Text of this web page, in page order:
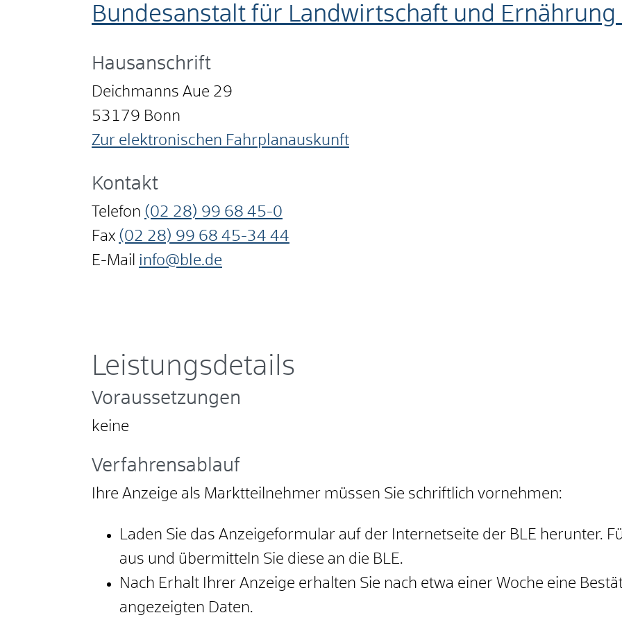
Bundesanstalt für Landwirtschaft und Ernährung
Hausanschrift
Deichmanns Aue 29
53179 Bonn
Zur elektronischen Fahrplanauskunft
Kontakt
Telefon (02 28) 99 68 45-0
Fax (02 28) 99 68 45-34 44
E-Mail info@ble.de
Leistungsdetails
Voraussetzungen
keine
Verfahrensablauf
Ihre Anzeige als Marktteilnehmer müssen Sie schriftlich vornehmen:
Laden Sie das Anzeigeformular auf der Internetseite der BLE herunter.
aus und übermitteln Sie diese an die BLE.
Nach Erhalt Ihrer Anzeige erhalten Sie nach etwa einer Woche eine
angezeigten Daten.